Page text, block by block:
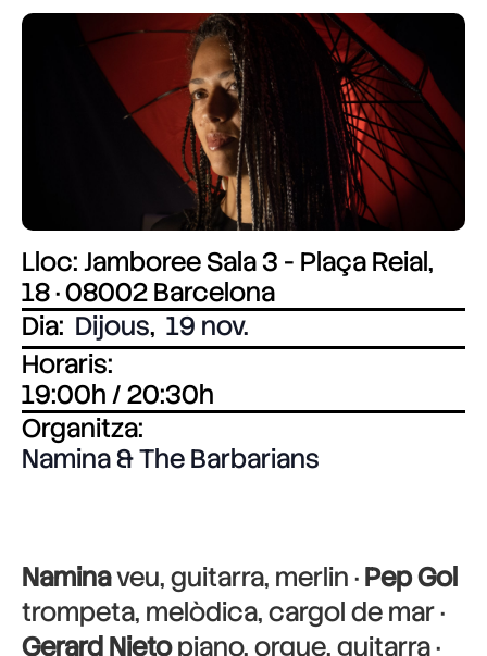
Lloc: Jamboree Sala 3 - Plaça Reial,
18 · 08002 Barcelona
Dia: Dijous, 19 nov.
Horaris:
19:00h / 20:30h
Organitza:
Namina & The Barbarians
Naminaveu, guitarra, merlin ·Pep Gol
trompeta, melòdica, cargol de mar ·
Gerard Nietopiano, orgue, guitarra ·